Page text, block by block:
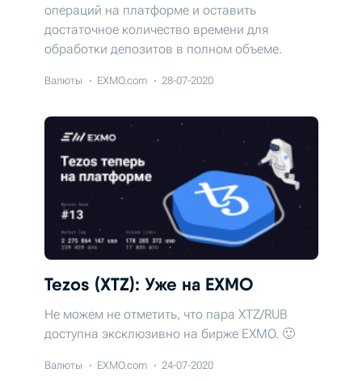
операций на платформе и оставить
достаточное количество времени для
обработки депозитов в полном объеме.
Валюты EXMO.com 28-07-2020
Tezos (XTZ): Уже на EXMO
Не можем не отметить, что пара XTZ/RUB
доступна эксклюзивно на бирже EXMO. 🙂
Валюты EXMO.com 24-07-2020